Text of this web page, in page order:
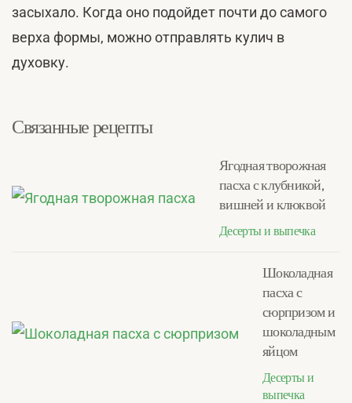
засыхало. Когда оно подойдет почти до самого
верха формы, можно отправлять кулич в
духовку.
Связанные рецепты
Ягодная творожная
пасха с клубникой,
вишней и клюквой
Десерты и выпечка
Шоколадная
пасха с
сюрпризом и
шоколадным
яйцом
Десерты и
выпечка